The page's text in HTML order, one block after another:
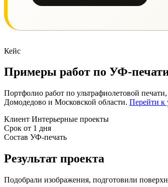
Кейс
Примеры работ по УФ-
Портфолио работ по ультрафиолетовой
Домодедово и Московской области. Перейти к
Клиент Интерьерные проекты
Срок от 1 дня
Состав УФ-печать
работ
по
печати
работ
по
печати
работ
по
печати
Результат проекта
Подобрали изображения, подготовили